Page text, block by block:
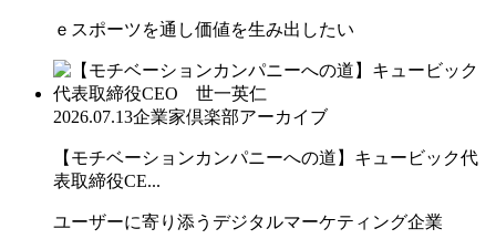
ｅスポーツを通し価値を生み出したい
2026.07.13企業家倶楽部アーカイブ
【モチベーションカンパニーへの道】キュービック代
表取締役CE...
ユーザーに寄り添うデジタルマーケティング企業